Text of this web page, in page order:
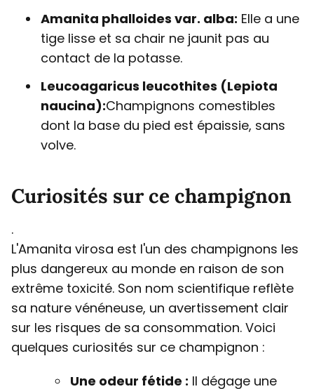
Amanita phalloides var. alba: Elle a une
tige lisse et sa chair ne jaunit pas au
contact de la potasse.
Leucoagaricus leucothites (Lepiota
naucina):Champignons comestibles
dont la base du pied est épaissie, sans
volve.
Curiosités sur ce champignon
.
L'Amanita virosa est l'un des champignons les
plus dangereux au monde en raison de son
extrême toxicité. Son nom scientifique reflète
sa nature vénéneuse, un avertissement clair
sur les risques de sa consommation. Voici
quelques curiosités sur ce champignon :
Une odeur fétide : Il dégage une